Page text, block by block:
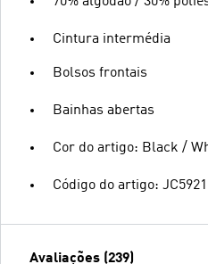
Cintura intermédia
Bolsos frontais
Bainhas abertas
Cor do artigo: Black /
Código do artigo: JC5921
Avaliações (239)